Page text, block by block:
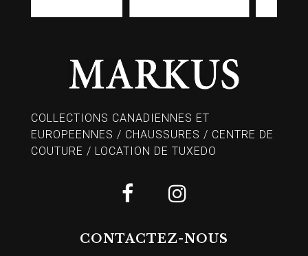
COLLECTIONS CANADIENNES ET
EUROPEENNES / CHAUSSURES / CENTRE DE
COUTURE / LOCATION DE TUXEDO
CONTACTEZ-NOUS